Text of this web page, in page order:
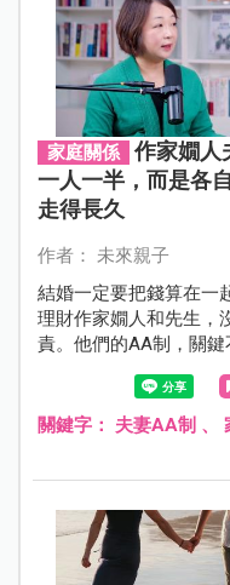
家庭關係
作家嫺人
一人一半，而是各
走得長久
作者： 未來親子
結婚一定要把錢算在一
理財作家嫺人和先生，
責。他們的AA制，關鍵
力且為自己的生活負責
關鍵字： 夫妻AA制 、